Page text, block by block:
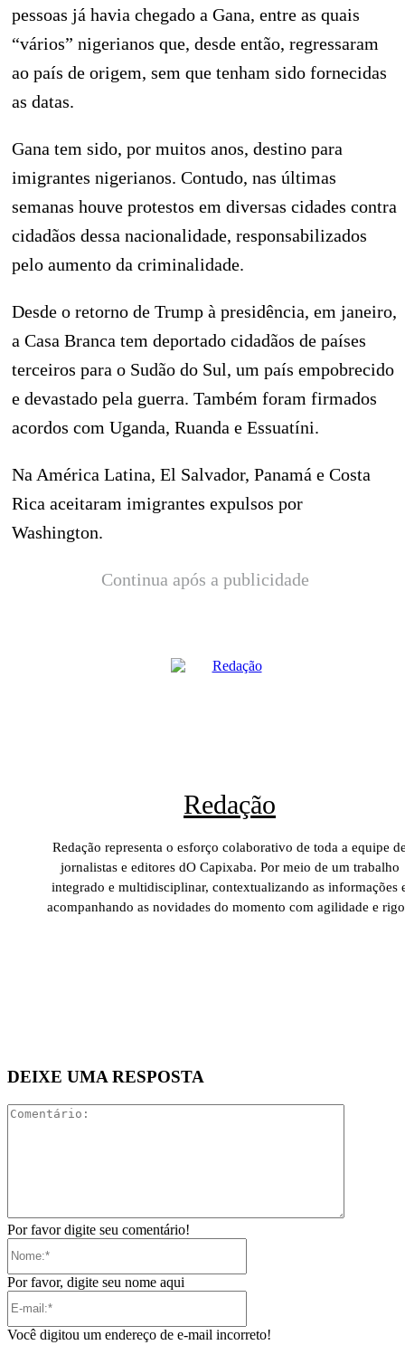
pessoas já havia chegado a Gana, entre as quais
“vários” nigerianos que, desde então, regressaram
ao país de origem, sem que tenham sido fornecidas
as datas.
Gana tem sido, por muitos anos, destino para
imigrantes nigerianos. Contudo, nas últimas
semanas houve protestos em diversas cidades contra
cidadãos dessa nacionalidade, responsabilizados
pelo aumento da criminalidade.
Desde o retorno de Trump à presidência, em janeiro,
a Casa Branca tem deportado cidadãos de países
terceiros para o Sudão do Sul, um país empobrecido
e devastado pela guerra. Também foram firmados
acordos com Uganda, Ruanda e Essuatíni.
Na América Latina, El Salvador, Panamá e Costa
Rica aceitaram imigrantes expulsos por
Washington.
Continua após a publicidade
Redação
Redação representa o esforço colaborativo de toda a equipe
jornalistas e editores dO Capixaba. Por meio de um trabalho
integrado e multidisciplinar, contextualizando as informações
acompanhando as novidades do momento com agilidade e
DEIXE UMA RESPOSTA
Por favor digite seu comentário!
Por favor, digite seu nome aqui
Você digitou um endereço de e-mail incorreto!